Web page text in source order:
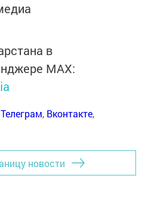
в
MАХ:
Телеграм, Вконтакте,
новости